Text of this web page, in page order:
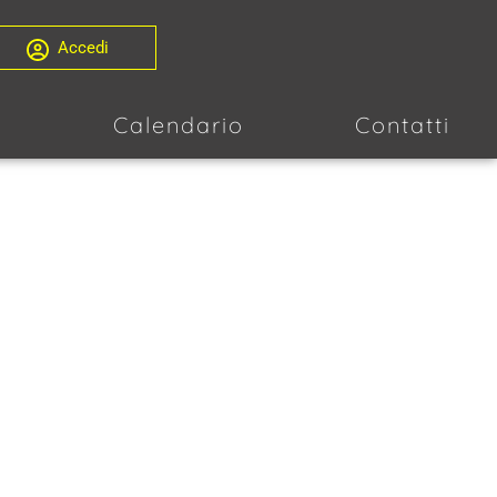
Accedi
Calendario Contatti